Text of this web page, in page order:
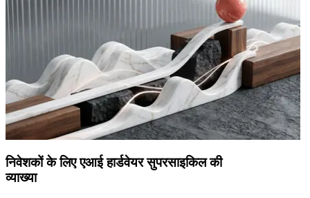
निवेशकों के लिए एआई हार्डवेयर सुपरसाइकिल की
व्याख्या